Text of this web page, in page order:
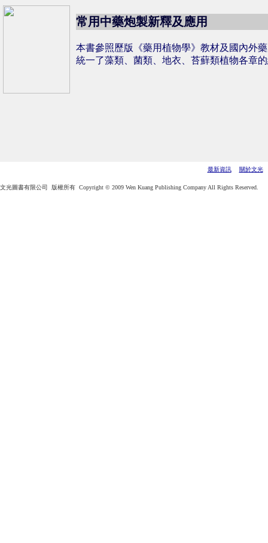
常用中藥炮製新釋及應用
本書參照歷版《藥用植物學》教材及國內外
統一了藻類、菌類、地衣、苔蘚類植物各章
最新資訊 關於文光
文光圖書有限公司 版權所有 Copyright © 2009 Wen Kuang Publishing Company All Rights Reserved.